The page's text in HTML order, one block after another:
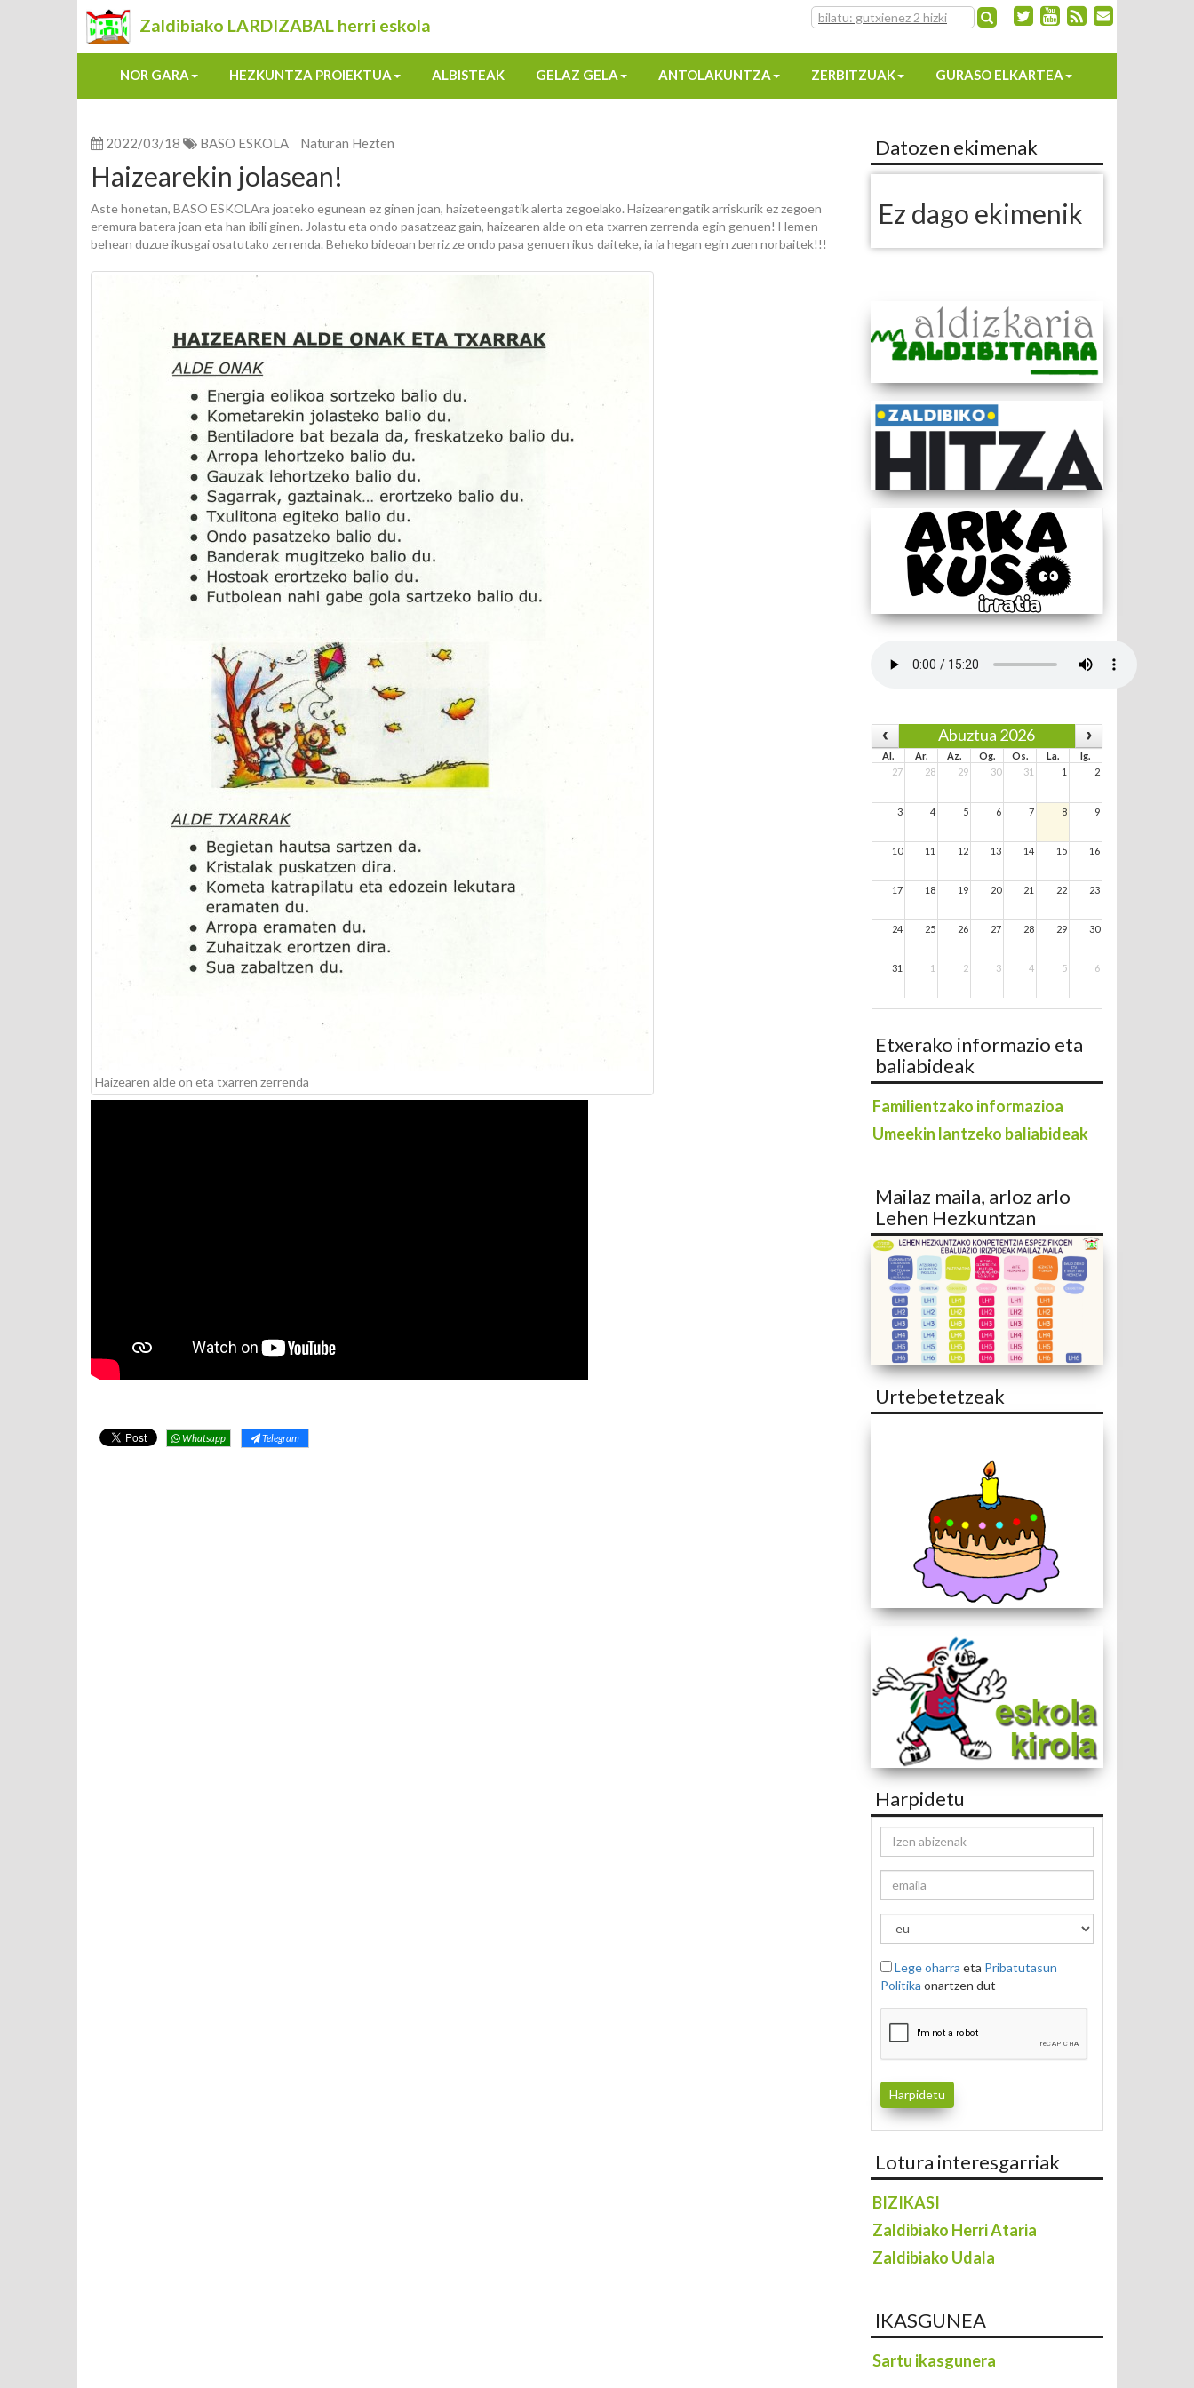
Zaldibiako LARDIZABAL herri eskola
NOR GARA HEZKUNTZA PROIEKTUA ALBISTEAK GELAZ GELA ANTOLAKUNTZA ZERBITZUAK GURASO ELKARTEA
2022/03/18 BASO ESKOLA Naturan Hezten
Haizearekin jolasean!
Aste honetan, BASO ESKOLAra joateko egunean ez ginen joan, haizeteengatik alerta zegoelako. Haizearengatik arriskurik ez zegoen
eremura batera joan eta han ibili ginen. Jolastu eta ondo pasatzeaz gain, haizearen alde on eta txarren zerrenda egin genuen! Hemen
behean duzue ikusgai osatutako zerrenda. Beheko bideoan berriz ze ondo pasa genuen ikus daiteke, ia ia hegan egin zuen norbaitek!!!
Haizearen alde on eta txarren zerrenda
Whatsapp Telegram
Datozen ekimenak
Ez dago ekimenik
Abuztua 2026
Al. Ar. Az. Og. Os. La.
Ig.
27
28 29 30 31 1 2
3 4 5 6 7 8 9
10 11 12 13 14 15 16
17 18 19 20 21 22 23
24 25 26 27 28 29 30
31 1 2 3 4 5 6
Etxerako informazio eta
baliabideak
Familientzako informazioa
Umeekin lantzeko baliabideak
Mailaz maila, arloz arlo
Lehen Hezkuntzan
Urtebetetzeak
Harpidetu
Lege oharra eta Pribatutasun
Politika onartzen dut
Lotura interesgarriak
BIZIKASI
Zaldibiako Herri Ataria
Zaldibiako Udala
IKASGUNEA
Sartu ikasgunera